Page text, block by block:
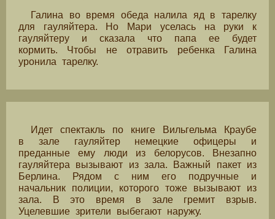
Галина во время обеда налила яд в тарелку
для гауляйтера. Но Мари уселась на руки к
гауляйтеру и сказала что папа ее будет
кормить. Чтобы не отравить ребенка Галина
уронила тарелку.
Идет спектакль по книге Вильгельма Краубе
в зале гауляйтер немецкие офицеры и
преданные ему люди из белорусов. Внезапно
гауляйтера вызывают из зала. Важный пакет из
Берлина. Рядом с ним его подручные и
начальник полиции, которого тоже вызывают из
зала. В это время в зале гремит взрыв.
Уцелевшие зрители выбегают наружу.